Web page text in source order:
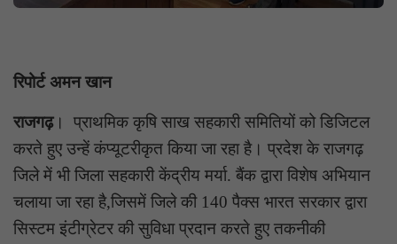
रिपोर्ट अमन खान
राजगढ़। प्राथमिक कृषि साख सहकारी समितियों को डिजिटल
करते हुए उन्हें कंप्यूटरीकृत किया जा रहा है। प्रदेश के राजगढ़
जिले में भी जिला सहकारी केंद्रीय मर्या. बैंक द्वारा विशेष अभियान
चलाया जा रहा है,जिसमें जिले की 140 पैक्स भारत सरकार द्वारा
सिस्टम इंटीग्रेटर की सुविधा प्रदान करते हुए तकनीकी